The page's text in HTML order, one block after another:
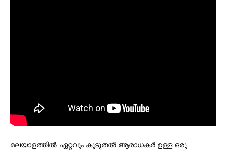
മലയാളത്തില്‍ ഏറ്റവും കൂടുതല്‍ ആരാധകര്‍ ഉള്ള ഒരു